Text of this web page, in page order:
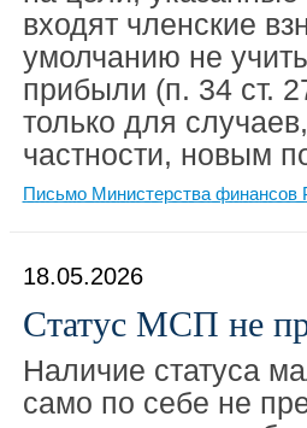
входят членские
умолчанию не
прибыли (п. 34 ст.
только для
частности, новым
Письмо Министерства финансов
18.05.2026
Статус МСП не
Наличие статуса
само по себе не